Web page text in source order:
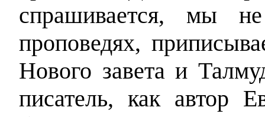
спрашивается, мы
проповедях,
Нового завета и
писатель, как автор